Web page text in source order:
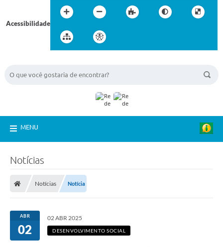
Acessibilidade
MENU
Notícias
Notícias Notícia
ABR
02
02 ABR 2025
DESENVOLVIMENTO SOCIAL